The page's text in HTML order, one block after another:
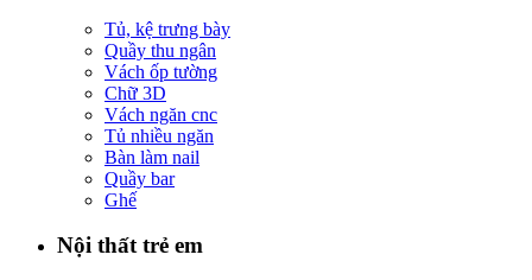
Tủ, kệ trưng bày
Quầy thu ngân
Vách ốp tường
Chữ 3D
Vách ngăn cnc
Tủ nhiều ngăn
Bàn làm nail
Quầy bar
Ghế
Nội thất trẻ em